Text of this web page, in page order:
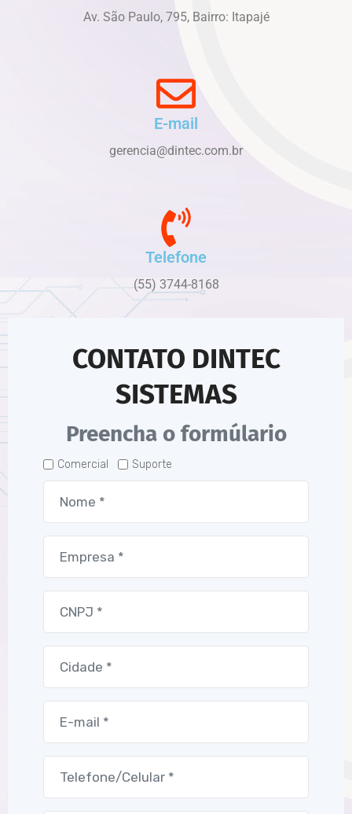
Av. São Paulo, 795, Bairro: Itapajé
E-mail
gerencia@dintec.com.br
Telefone
(55) 3744-8168
CONTATO DINTEC
SISTEMAS
Preencha o formúlario
Comercial Suporte